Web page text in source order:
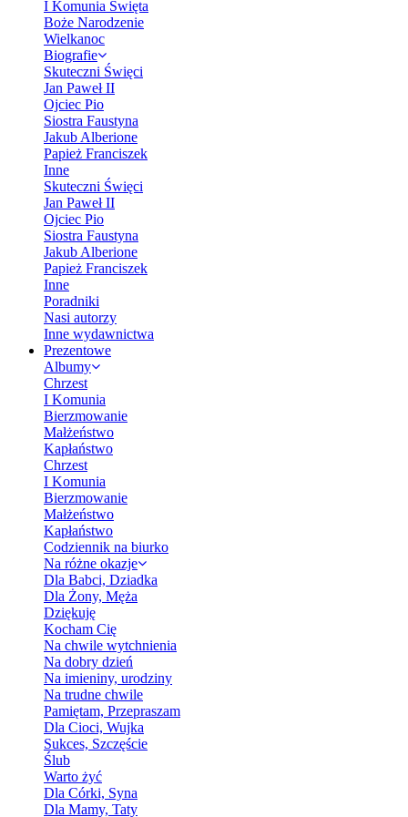
I Komunia Święta
Boże Narodzenie
Wielkanoc
Biografie
Skuteczni Święci
Jan Paweł II
Ojciec Pio
Siostra Faustyna
Jakub Alberione
Papież Franciszek
Inne
Skuteczni Święci
Jan Paweł II
Ojciec Pio
Siostra Faustyna
Jakub Alberione
Papież Franciszek
Inne
Poradniki
Nasi autorzy
Inne wydawnictwa
Prezentowe
Albumy
Chrzest
I Komunia
Bierzmowanie
Małżeństwo
Kapłaństwo
Chrzest
I Komunia
Bierzmowanie
Małżeństwo
Kapłaństwo
Codziennik na biurko
Na różne okazje
Dla Babci, Dziadka
Dla Żony, Męża
Dziękuję
Kocham Cię
Na chwile wytchnienia
Na dobry dzień
Na imieniny, urodziny
Na trudne chwile
Pamiętam, Przepraszam
Dla Cioci, Wujka
Sukces, Szczęście
Ślub
Warto żyć
Dla Córki, Syna
Dla Mamy, Taty